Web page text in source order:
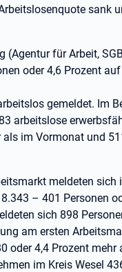
sank
(Agentur für Arbeit,
oder 4,6 Prozent
gemeldet. Im
arbeitslose
im Vormonat und
meldeten sich
– 401 Personen
sich 898
am ersten
oder 4,4 Prozent
im Kreis Wesel